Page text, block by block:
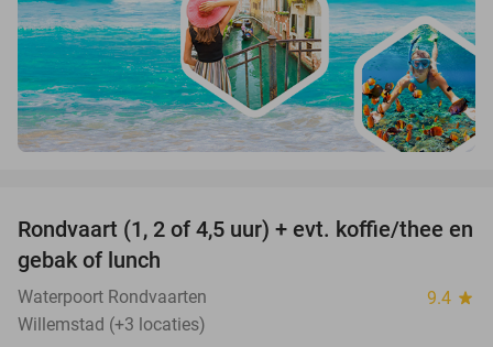
61%
Rondvaart (1, 2 of 4,5 uur) + evt. koffie/thee en
gebak of lunch
Waterpoort Rondvaarten 9.4 star
Willemstad (+3 locaties)